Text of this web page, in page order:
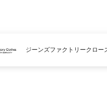
ジーンズファクトリークロー